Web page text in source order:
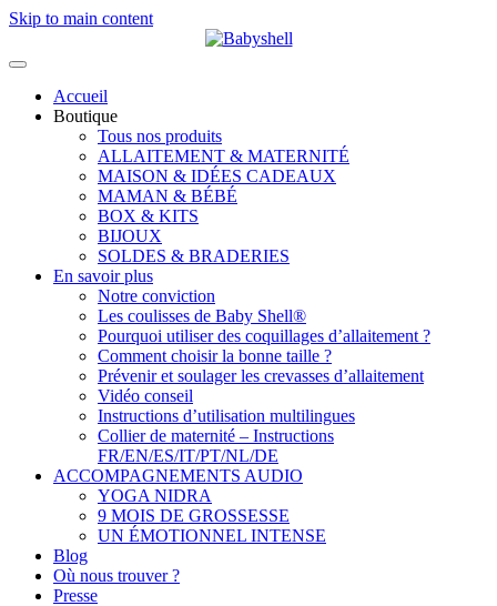
Skip to main content
Accueil
Boutique
Tous nos produits
ALLAITEMENT & MATERNITÉ
MAISON & IDÉES CADEAUX
MAMAN & BÉBÉ
BOX & KITS
BIJOUX
SOLDES & BRADERIES
En savoir plus
Notre conviction
Les coulisses de Baby Shell®
Pourquoi utiliser des coquillages d’allaitement ?
Comment choisir la bonne taille ?
Prévenir et soulager les crevasses d’allaitement
Vidéo conseil
Instructions d’utilisation multilingues
Collier de maternité – Instructions
FR/EN/ES/IT/PT/NL/DE
ACCOMPAGNEMENTS AUDIO
YOGA NIDRA
9 MOIS DE GROSSESSE
UN ÉMOTIONNEL INTENSE
Blog
Où nous trouver ?
Presse